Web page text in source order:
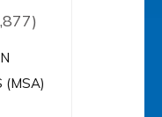
(MSA)